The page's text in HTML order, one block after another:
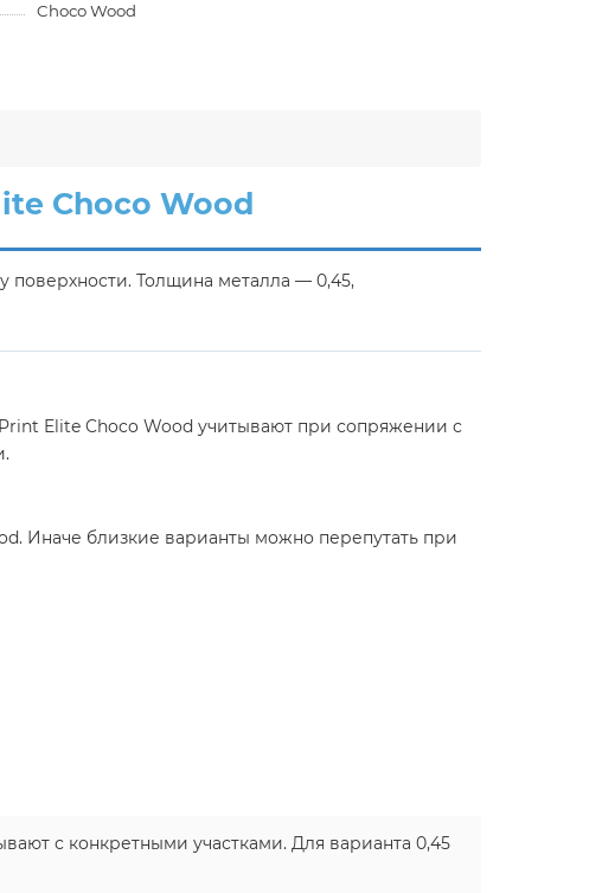
Choco Wood
Choco Wood
Толщина металла — 0,45,
Elite Choco Wood учитывают при сопряжении с
Иначе близкие варианты можно перепутать при
с конкретными участками. Для варианта 0,45